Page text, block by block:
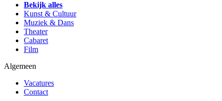
Bekijk alles
Kunst & Cultuur
Muziek & Dans
Theater
Cabaret
Film
Algemeen
Vacatures
Contact